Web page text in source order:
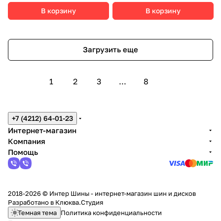
В корзину В корзину
Загрузить еще
1 2 3 ... 8
+7 (4212) 64-01-23
Интернет-магазин
Компания
Помощь
2018-2026 © Интер Шины - интернет-магазин шин и дисков
Разработано в Клюква.Студия
Темная тема Политика конфиденциальности